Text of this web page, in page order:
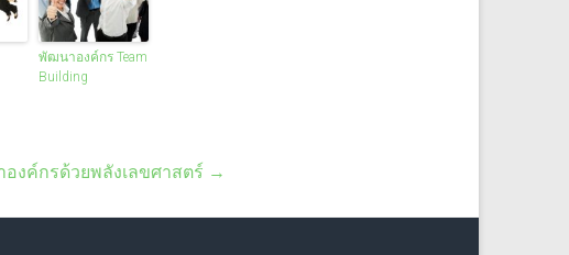
พัฒนาองค์กร Team
Building
งค์กรด้วยพลังเลขศาสตร์ →